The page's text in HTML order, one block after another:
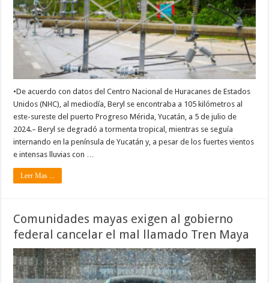
•De acuerdo con datos del Centro Nacional de Huracanes de Estados
Unidos (NHC), al mediodía, Beryl se encontraba a 105 kilómetros al
este-sureste del puerto Progreso Mérida, Yucatán, a 5 de julio de
2024.– Beryl se degradó a tormenta tropical, mientras se seguía
internando en la península de Yucatán y, a pesar de los fuertes vientos
e intensas lluvias con …
Leer Mas ...
Comunidades mayas exigen al gobierno
federal cancelar el mal llamado Tren Maya